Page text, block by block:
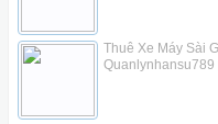
Thuê Xe Máy Sài
Quanlynhansu789